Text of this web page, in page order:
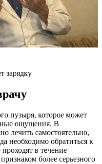
пузыря, которое может
ощущения. В
лечить самостоятельно,
необходимо обратиться к
в течение
более серьезного